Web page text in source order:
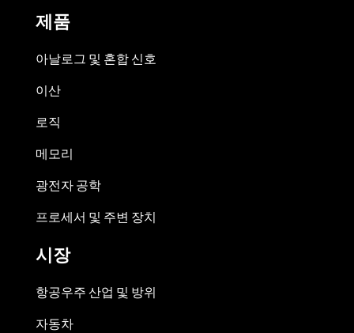
제품
아날로그 및 혼합 신호
이산
로직
메모리
광전자 공학
프로세서 및 주변 장치
시장
항공우주 산업 및 방위
자동차